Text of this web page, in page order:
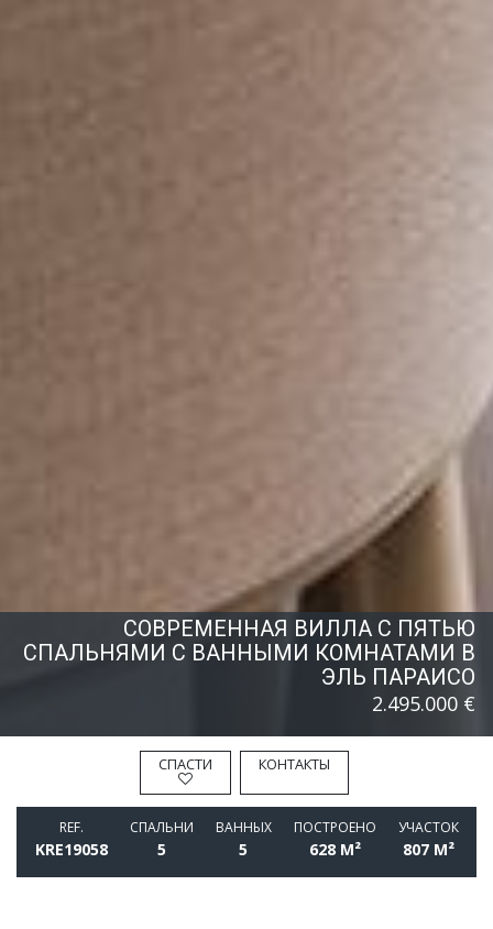
СПАСТИ КОНТАКТЫ
СОВРЕМЕННАЯ ВИЛЛА С ПЯТЬЮ
СПАЛЬНЯМИ С ВАННЫМИ КОМНАТАМИ В
ЭЛЬ ПАРАИСО
2.495.000 €
REF.
KRE19058
СПАЛЬНИ
5
BАННЫХ
5
ПОСТРОЕНО
628 M²
УЧАСТОК
807 M²